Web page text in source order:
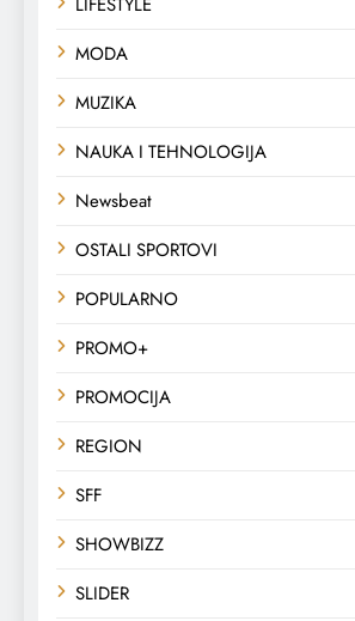
MODA
MUZIKA
NAUKA I TEHNOLOGIJA
Newsbeat
OSTALI SPORTOVI
POPULARNO
PROMO+
PROMOCIJA
REGION
SFF
SHOWBIZZ
SLIDER